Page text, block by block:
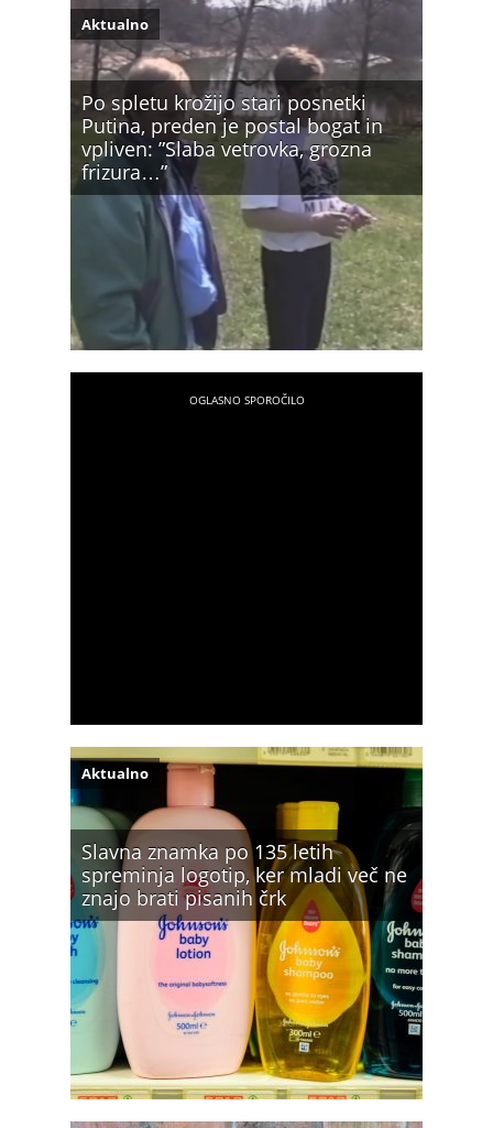
Po spletu krožijo stari posnetki
Putina, preden je postal bogat in
vpliven: ”Slaba vetrovka, grozna
frizura…”
Aktualno
Slavna znamka po 135 letih
spreminja logotip, ker mladi več ne
znajo brati pisanih črk
Aktualno